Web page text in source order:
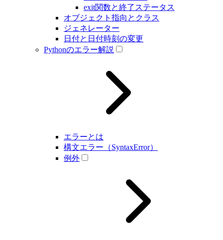
exit関数と終了ステータス
オブジェクト指向とクラス
ジェネレーター
日付と日付時刻の変更
Pythonのエラー解説
エラーとは
構文エラー（SyntaxError）
例外